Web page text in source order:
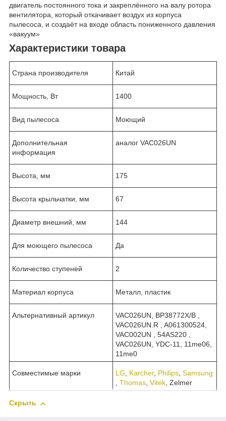
двигатель постоянного тока и закреплённого на валу ротора
вентилятора, который откачивает воздух из корпуса
пылесоса, и создаёт на входе область пониженного давления
«вакуум»
Характеристики товара
Страна производителя Китай
Мощность, Вт 1400
Вид пылесоса Моющий
Дополнительная
информация
аналог VAC026UN
Высота, мм 175
Высота крыльчатки, мм 67
Диаметр внешний, мм 144
Для моющего пылесоса Да
Количество ступеней 2
Материал корпуса Металл, пластик
Альтернативный артикул
VAC026UN, BP38772X/B ,
VAC026UN.R , A061300524,
VAC002UN , 54AS220 ,
VAC026UN, YDC-11, 11me06,
11me0
Совместимые марки LG, Karcher, Philips, Samsung
, Thomas, Vitek, Zelmer
Скрыть